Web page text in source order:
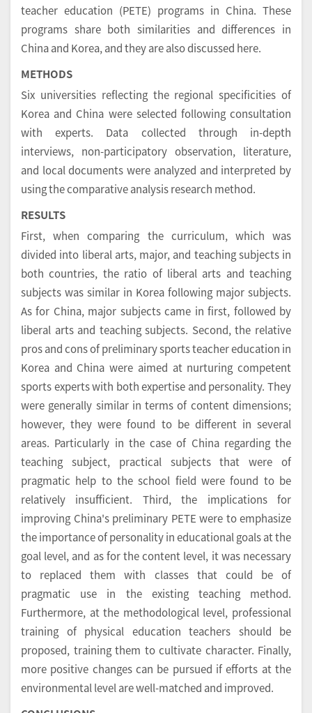
teacher education (PETE) programs in China. These
programs share both similarities and differences in
China and Korea, and they are also discussed here.
METHODS
Six universities reflecting the regional specificities of
Korea and China were selected following consultation
with experts. Data collected through in-depth
interviews, non-participatory observation, literature,
and local documents were analyzed and interpreted by
using the comparative analysis research method.
RESULTS
First, when comparing the curriculum, which was
divided into liberal arts, major, and teaching subjects in
both countries, the ratio of liberal arts and teaching
subjects was similar in Korea following major subjects.
As for China, major subjects came in first, followed by
liberal arts and teaching subjects. Second, the relative
pros and cons of preliminary sports teacher education in
Korea and China were aimed at nurturing competent
sports experts with both expertise and personality. They
were generally similar in terms of content dimensions;
however, they were found to be different in several
areas. Particularly in the case of China regarding the
teaching subject, practical subjects that were of
pragmatic help to the school field were found to be
relatively insufficient. Third, the implications for
improving China's preliminary PETE were to emphasize
the importance of personality in educational goals at the
goal level, and as for the content level, it was necessary
to replaced them with classes that could be of
pragmatic use in the existing teaching method.
Furthermore, at the methodological level, professional
training of physical education teachers should be
proposed, training them to cultivate character. Finally,
more positive changes can be pursued if efforts at the
environmental level are well-matched and improved.